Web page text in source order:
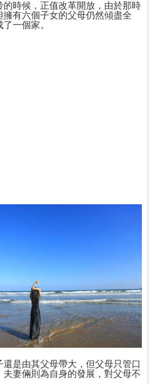
的時候，正值改革開放，由於那時
擁有六個子女的父母仍然傾盡全
一個家。
是由其父母帶大，但父母只管口
夫妻倆則為自身的發展，對父母不